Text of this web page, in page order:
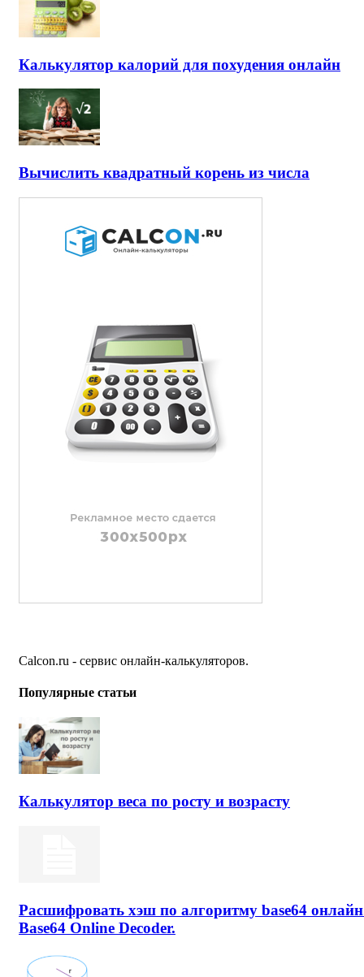
Калькулятор калорий для похудения онлайн
Вычислить квадратный корень из числа
Calcon.ru - сервис онлайн-калькуляторов.
Популярные статьи
Калькулятор веса по росту и возрасту
Расшифровать хэш по алгоритму base64
Base64 Online Decoder.